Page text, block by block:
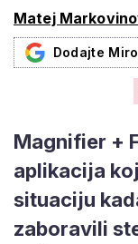
Matej
Dodajte
Magnifier +
aplikacija
situaciju
zaboravili